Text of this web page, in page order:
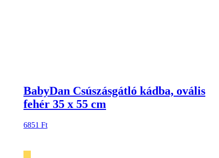
BabyDan Csúszásgátló kádba, ovális
fehér 35 x 55 cm
6851 Ft